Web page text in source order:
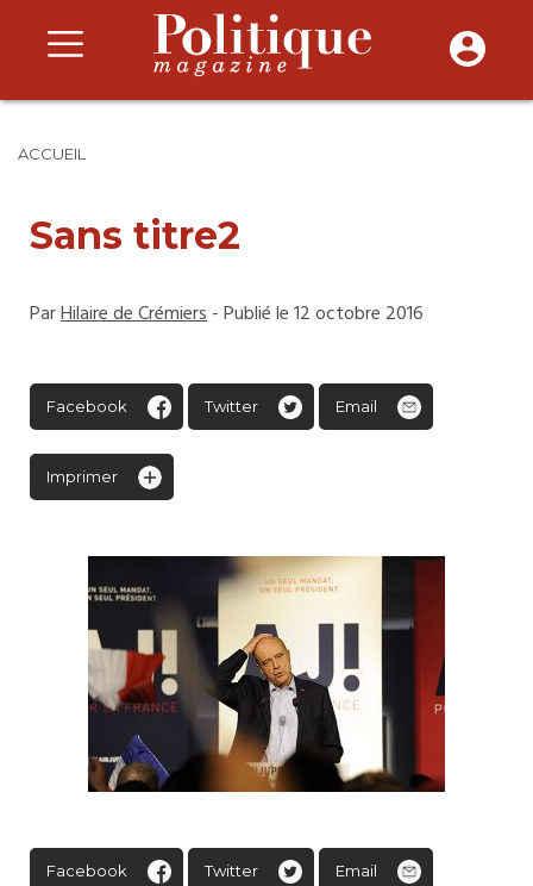
ACCUEIL
Sans titre2
ParHilaire de Crémiers- Publié le 12 octobre 2016
Facebook Twitter Email
Imprimer
Facebook Twitter Email